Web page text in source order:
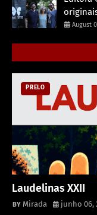
August
PRELO
Laudelinas XXII
Mirada junho 06,